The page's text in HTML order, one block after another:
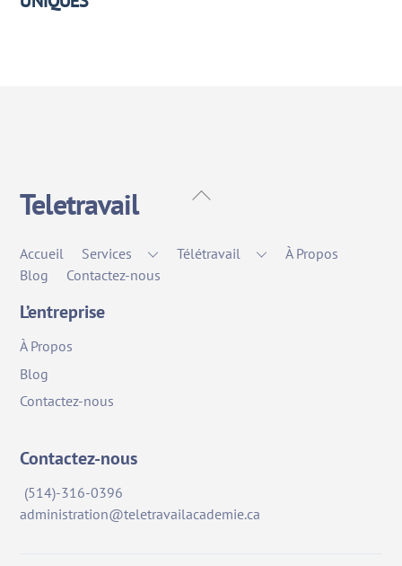
Back
Teletravail
Accueil Services Télétravail
À Propos
Blog
Contactez-nous
L’entreprise
À Propos
Blog
Contactez-nous
Contactez-nous
(514)-316-0396
administration@teletravailacademie.ca